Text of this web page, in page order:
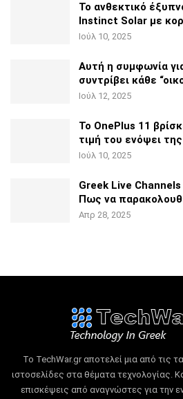
Το ανθεκτικό
Instinct Solar με
Ιούλ 10, 2025
Αυτή η συμφωνία
συντρίβει κάθε
Ιούλ 12, 2025
Το OnePlus 11
τιμή του ενόψει της
Ιούλ 10, 2025
Greek Live
Πως να
Απρ 28, 2025
Το TechWar.gr αποτελεί μια από τις
ιστοσελίδες στα θέματα τεχνολογίας.
επισκέψεις από αναγνώστες για την